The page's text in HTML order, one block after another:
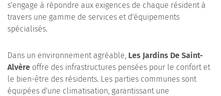
s'engage à répondre aux exigences de chaque résident à
travers une gamme de services et d'équipements
spécialisés.
Dans un environnement agréable, Les Jardins De Saint-
Alvère offre des infrastructures pensées pour le confort et
le bien-être des résidents. Les parties communes sont
équipées d'une climatisation, garantissant une